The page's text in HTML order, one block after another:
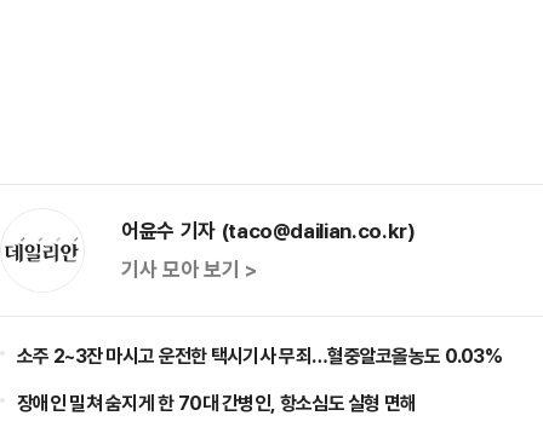
어윤수 기자 (taco@dailian.co.kr)
기사 모아 보기 >
소주 2~3잔 마시고 운전한 택시기사 무죄…혈중알코올농도 0.03%
장애인 밀쳐 숨지게 한 70대 간병인, 항소심도 실형 면해